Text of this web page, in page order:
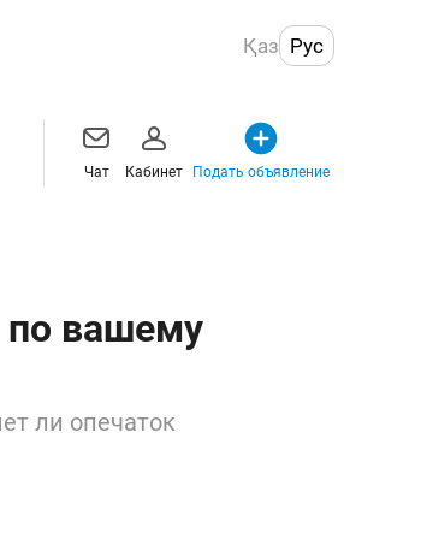
Қаз Рус
Чат Кабинет Подать объявление
вашему
ли опечаток